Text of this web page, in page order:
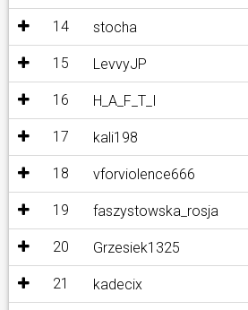
14 stocha
15 LevvyJP
16 H_A_F_T_I
17 kali198
18 vforviolence666
19 faszystowska_rosja
20 Grzesiek1325
21 kadecix